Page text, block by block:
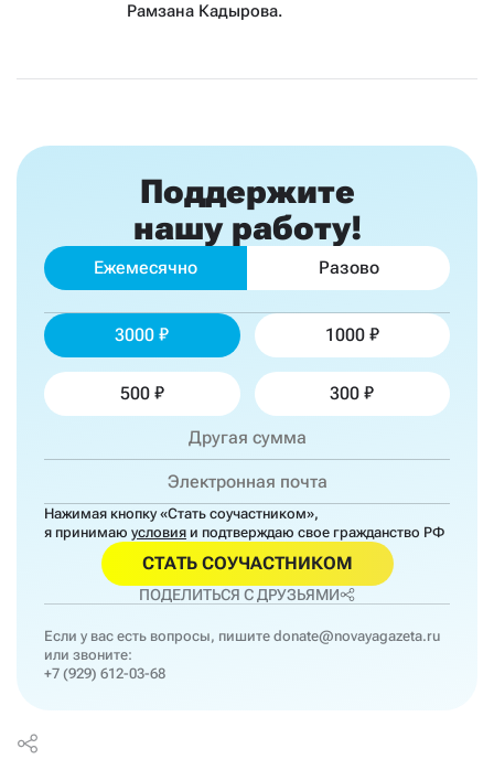
Рамзана Кадырова.
Поддержите
нашу работу!
Ежемесячно Разово
3000 1000
500 300
Нажимая кнопку «Стать соучастником»,
я принимаю условия и подтверждаю свое гражданство РФ
СТАТЬ СОУЧАСТНИКОМ
ПОДЕЛИТЬСЯ С ДРУЗЬЯМИ
Если у вас есть вопросы, пишите donate@novayagazeta.ru
или звоните:
+7 (929) 612-03-68